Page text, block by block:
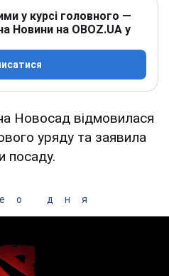
у курсі головного —
Новини на OBOZ.UA у
Новосад відмовилася
уряду та заявила
посаду.
дня